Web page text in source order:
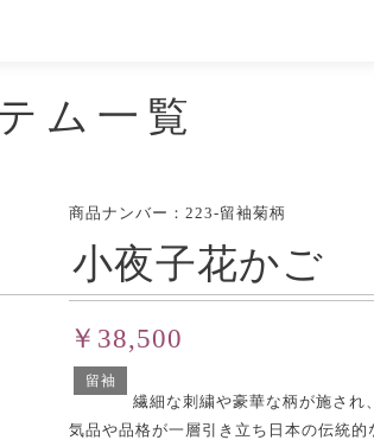
ム一覧
商品ナンバー：223-留袖菊柄
小夜子花かご
￥38,500
留袖
繊細な刺繍や豪華な柄が施され
気品や品格が一層引き立ち日本の伝統的